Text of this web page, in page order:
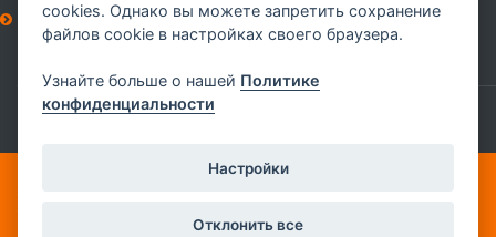
Сервисное обслуживание
Центральная часовая мастерская в Сочи
cookies. Однако вы можете запретить сохранение
файлов cookie в настройках своего браузера.
Узнайте больше о нашей Политике
конфиденциальности
Настройки
Отклонить все